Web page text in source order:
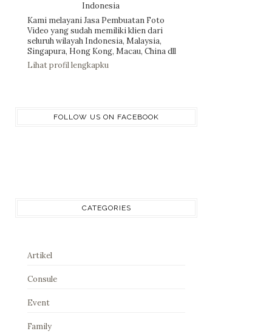
Indonesia
Kami melayani Jasa Pembuatan Foto
Video yang sudah memiliki klien dari
seluruh wilayah Indonesia, Malaysia,
Singapura, Hong Kong, Macau, China dll
Lihat profil lengkapku
FOLLOW US ON FACEBOOK
CATEGORIES
Artikel
Consule
Event
Family